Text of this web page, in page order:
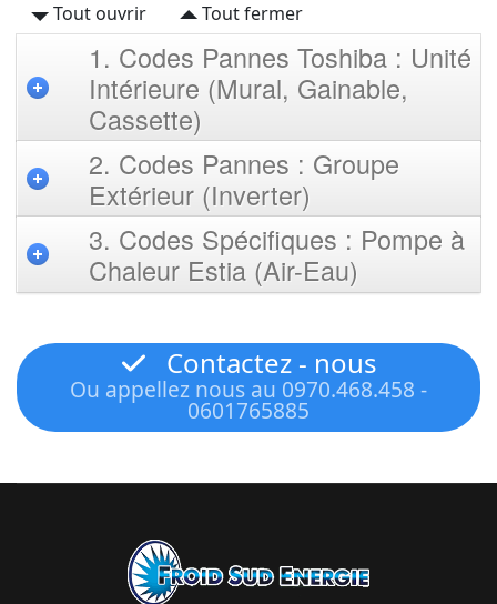
Tout ouvrir Tout fermer
1. Codes Pannes Toshiba : Unité
Intérieure (Mural, Gainable,
Cassette)
2. Codes Pannes : Groupe
Extérieur (Inverter)
3. Codes Spécifiques : Pompe à
Chaleur Estia (Air-Eau)
Contactez - nous
Ou appellez nous au 0970.468.458 -
0601765885